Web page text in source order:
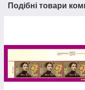
Подібні товари